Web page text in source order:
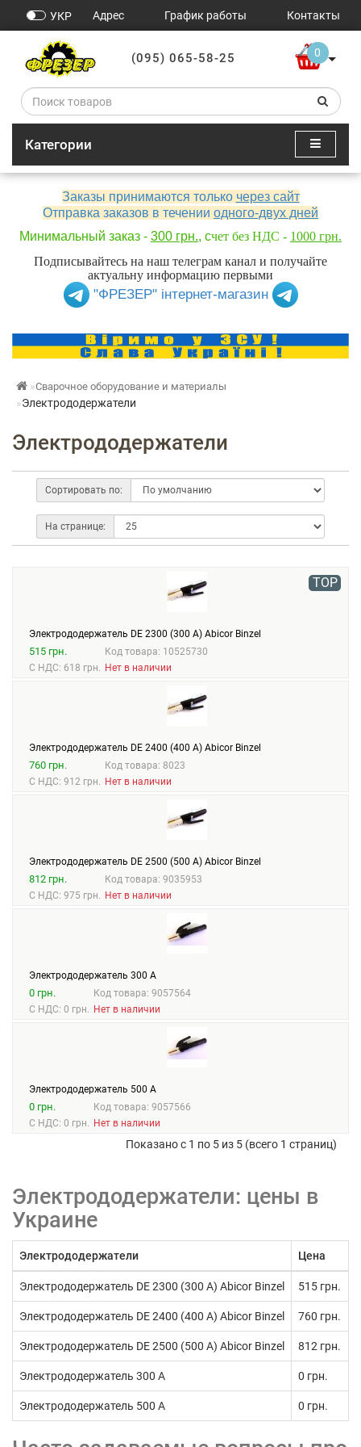
УКР Адрес График работы Контакты
Категории
(095) 065-58-25 0
Заказы принимаются только через сайт
Отправка заказов в течении одного-двух дней
Минимальный заказ - 300 грн., счет без НДС - 1000 грн.
Подписывайтесь на наш телеграм канал и получайте
актуальну информацию первыми
"ФРЕЗЕР" інтернет-магазин
Сварочное оборудование и материалы
Электрододержатели
Электрододержатели
Сортировать по:
На странице:
TOP
Электрододержатель DE 2300 (300 А) Abicor Binzel
515 грн.
С НДС: 618 грн.
Код товара: 10525730
Нет в наличии
Электрододержатель DE 2400 (400 А) Abicor Binzel
760 грн.
С НДС: 912 грн.
Код товара: 8023
Нет в наличии
Электрододержатель DE 2500 (500 А) Abicor Binzel
812 грн.
С НДС: 975 грн.
Код товара: 9035953
Нет в наличии
Электрододержатель 300 А
0 грн.
С НДС: 0 грн.
Код товара: 9057564
Нет в наличии
Электрододержатель 500 А
0 грн.
С НДС: 0 грн.
Код товара: 9057566
Нет в наличии
Показано с 1 по 5 из 5 (всего 1 страниц)
Электрододержатели: цены в
Украине
Электрододержатели Цена
Электрододержатель DE 2300 (300 А) Abicor Binzel 515 грн.
Электрододержатель DE 2400 (400 А) Abicor Binzel 760 грн.
Электрододержатель DE 2500 (500 А) Abicor Binzel 812 грн.
Электрододержатель 300 А 0 грн.
Электрододержатель 500 А 0 грн.